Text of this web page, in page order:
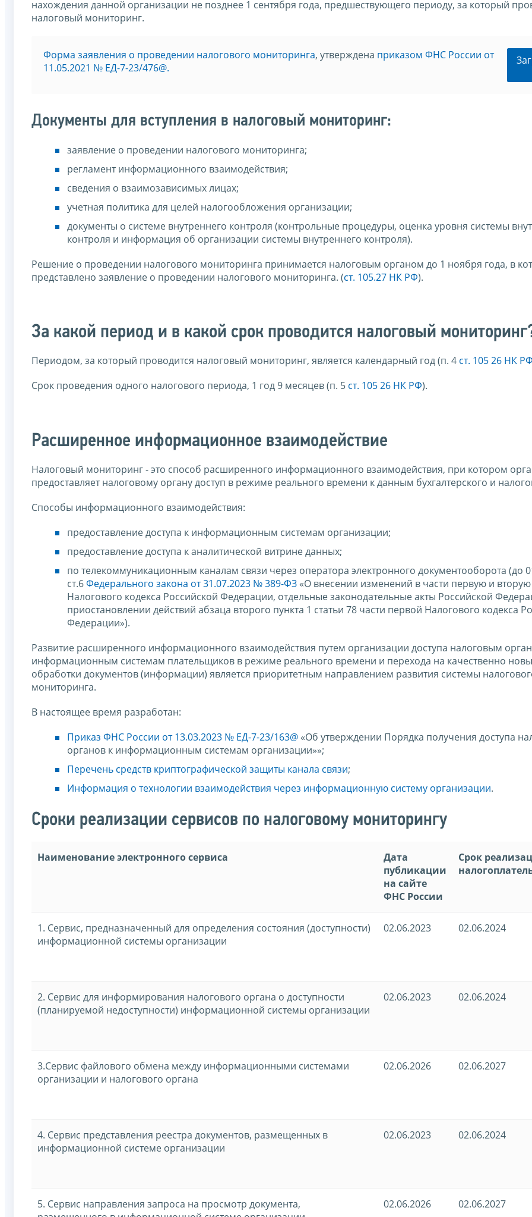
нахождения данной организации не позднее 1 сентября года, предшествующего периоду, за который
налоговый мониторинг.
Форма заявления о проведении налогового мониторинга, утверждена приказом ФНС России от
11.05.2021 № EД-7-23/476@.
Документы для вступления в налоговый мониторинг:
заявление о проведении налогового мониторинга;
регламент информационного взаимодействия;
сведения о взаимозависимых лицах;
учетная политика для целей налогообложения организации;
документы о системе внутреннего контроля (контрольные процедуры, оценка уровня системы
контроля и информация об организации системы внутреннего контроля).
Решение о проведении налогового мониторинга принимается налоговым органом до 1 ноября года, в
представлено заявление о проведении налогового мониторинга. (ст. 105.27 НК РФ).
За какой период и в какой срок проводится налоговый
Периодом, за который проводится налоговый мониторинг, является календарный год (п. 4 ст. 105 26 НК РФ
Срок проведения одного налогового периода, 1 год 9 месяцев (п. 5 ст. 105 26 НК РФ).
Расширенное информационное взаимодействие
Налоговый мониторинг - это способ расширенного информационного взаимодействия, при котором
предоставляет налоговому органу доступ в режиме реального времени к данным бухгалтерского и
Способы информационного взаимодействия:
предоставление доступа к информационным системам организации;
предоставление доступа к аналитической витрине данных;
по телекоммуникационным каналам связи через оператора электронного документооборота (до
ст.6Федерального закона от 31.07.2023 № 389-ФЗ «О внесении изменений в части первую и вторую
Налогового кодекса Российской Федерации, отдельные законодательные акты Российской
приостановлении действий абзаца второго пункта 1 статьи 78 части первой Налогового кодекса
Федерации»).
Развитие расширенного информационного взаимодействия путем организации доступа налоговым
информационным системам плательщиков в режиме реального времени и перехода на качественно
обработки документов (информации) является приоритетным направлением развития системы
мониторинга.
В настоящее время разработан:
Приказ ФНС России от 13.03.2023 № ЕД-7-23/163@ «Об утверждении Порядка получения доступа
органов к информационным системам организации»»;
Перечень средств криптографической защиты канала связи;
Информация о технологии взаимодействия через информационную систему организации.
Сроки реализации сервисов по налоговому мониторингу
Наименование электронного сервиса
Дата
публикации
на сайте
ФНС России
Срок
1. Сервис, предназначенный для определения состояния (доступности)
информационной системы организации
02.06.2023 02.06.2024
2. Сервис для информирования налогового органа о доступности
(планируемой недоступности) информационной системы организации
02.06.2023 02.06.2024
3.Сервис файлового обмена между информационными системами
организации и налогового органа
02.06.2026 02.06.2027
4. Сервис представления реестра документов, размещенных в
информационной системе организации
02.06.2023 02.06.2024
5. Сервис направления запроса на просмотр документа,
02.06.2026 02.06.2027